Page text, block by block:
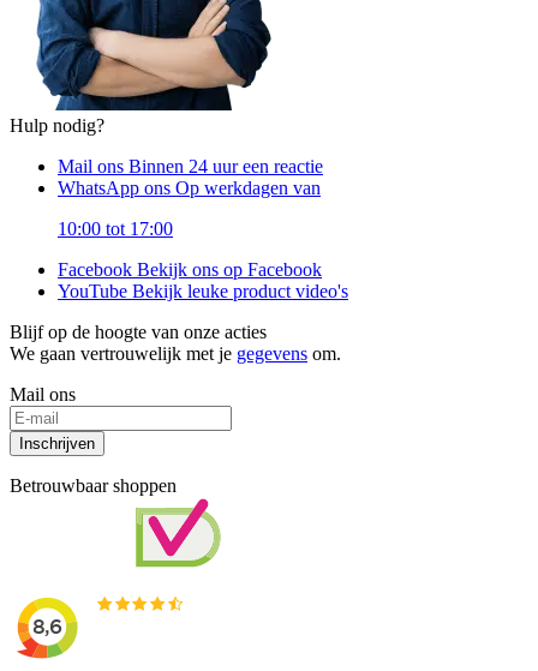
Hulp nodig?
Mail ons Binnen 24 uur een reactie
WhatsApp ons Op werkdagen van
10:00 tot 17:00
Facebook Bekijk ons op Facebook
YouTube Bekijk leuke product video's
Blijf op de hoogte van onze acties
We gaan vertrouwelijk met je gegevens om.
Mail ons
Inschrijven
Betrouwbaar shoppen